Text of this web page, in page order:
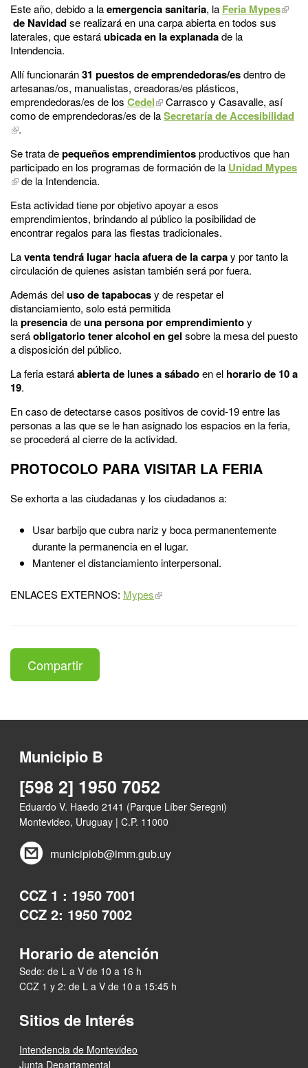
Este año, debido a laemergencia sanitaria, la Feria Mypes
de Navidadse realizará en una carpa abierta en todos sus
laterales, que estaráubicada en la explanadade la
Intendencia.
Allí funcionarán31 puestos deemprendedoras/esdentro de
artesanas/os, manualistas, creadoras/es plásticos,
emprendedoras/es de los Cedel
Carrasco y Casavalle, así
como de emprendedoras/es de laSecretaría de Accesibilidad
.
Se trata depequeños emprendimientosproductivos que han
participado en los programas de formación de la Unidad Mypes
de la Intendencia.
Esta actividad tiene por objetivo apoyar a esos
emprendimientos, brindando al público la posibilidad de
encontrar regalos para las fiestas tradicionales.
Laventa tendrá lugar hacia afuera de la carpay por tanto la
circulación de quienes asistan también será por fuera.
Además deluso de tapabocasy de respetar el
distanciamiento, solo está permitida
lapresenciadeunapersona por emprendimientoy
seráobligatorio tener alcohol en gel sobre la mesa del puesto
a disposición del público.
La feria estaráabierta de lunes a sábadoen el horario de 10 a
19.
En caso de detectarse casos positivos de covid-19 entre las
personas a las que se le han asignado los espacios en la feria,
se procederá al cierre de la actividad.
PROTOCOLO PARA VISITAR LA FERIA
Se exhorta a las ciudadanas y los ciudadanos a:
Usar barbijo que cubra nariz y boca permanentemente
durante la permanencia en el lugar.
Mantener el distanciamiento interpersonal.
ENLACES EXTERNOS: Mypes
Compartir
Municipio B
[598 2] 1950 7052
Eduardo V. Haedo 2141 (Parque Líber Seregni)
Montevideo, Uruguay | C.P. 11000
municipiob@imm.gub.uy
CCZ 1 : 1950 7001
CCZ 2: 1950 7002
Horario de atención
Sede: de L a V de 10 a 16 h
CCZ 1 y 2: de L a V de 10 a 15:45 h
Sitios de Interés
Intendencia de Montevideo
Junta Departamental